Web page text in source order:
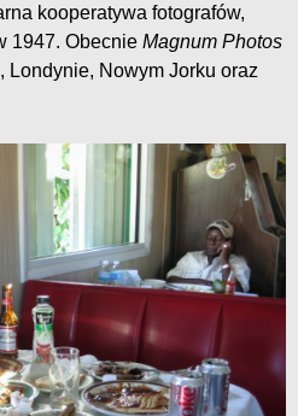
kooperatywa fotografów,
1947. Obecnie Magnum Photos
Londynie, Nowym Jorku oraz